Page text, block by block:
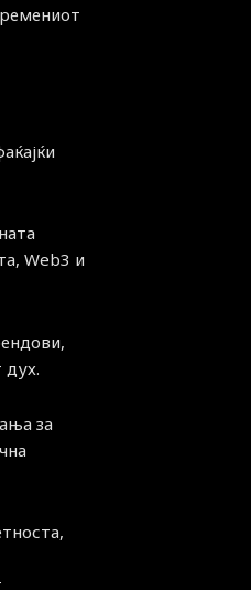
Web3 и
дух.
за